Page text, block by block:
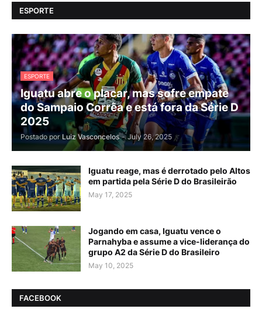
ESPORTE
ESPORTE
Iguatu abre o placar, mas sofre empate
do Sampaio Corrêa e está fora da Série D
2025
Postado por Luiz Vasconcelos - July 26, 2025
Iguatu reage, mas é derrotado pelo Altos
em partida pela Série D do Brasileirão
May 17, 2025
Jogando em casa, Iguatu vence o
Parnahyba e assume a vice-liderança do
grupo A2 da Série D do Brasileiro
May 10, 2025
FACEBOOK